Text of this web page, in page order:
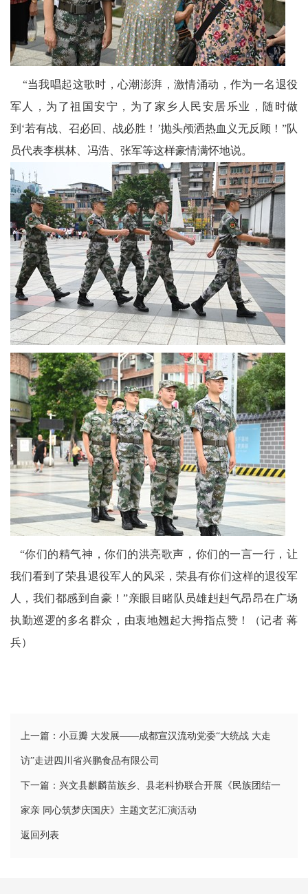
“当我唱起这歌时，心潮澎湃，激情涌动，作为一名退役
军人，为了祖国安宁，为了家乡人民安居乐业，随时做
到‘若有战、召必回、战必胜！’抛头颅洒热血义无反顾！”队
员代表李棋林、冯浩、张军等这样豪情满怀地说。
“你们的精气神，你们的洪亮歌声，你们的一言一行，让
我们看到了荣县退役军人的风采，荣县有你们这样的退役军
人，我们都感到自豪！”亲眼目睹队员雄赳赳气昂昂在广场
执勤巡逻的多名群众，由衷地翘起大拇指点赞！（记者 蒋
兵）
上一篇：小豆瓣 大发展——成都宣汉流动党委“大统战 大走
访”走进四川省兴鹏食品有限公司
下一篇：兴文县麒麟苗族乡、县老科协联合开展《民族团结一
家亲 同心筑梦庆国庆》主题文艺汇演活动
返回列表